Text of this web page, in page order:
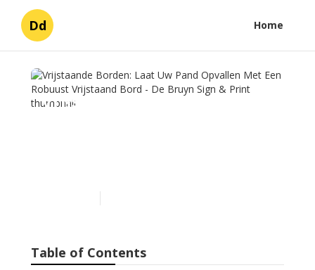
Dd Home
Vrijstaande Borden: Laat
Table of Contents